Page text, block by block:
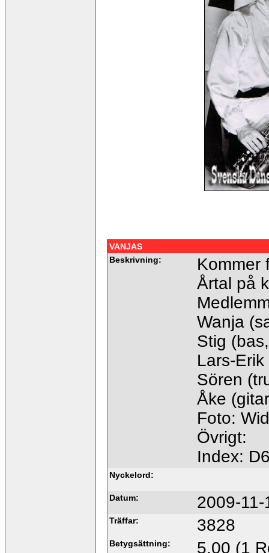
VANJAS
Beskrivning:
Kommer
Årtal på
Wanja
Stig
Lars-
Sören
Åke
Foto:
Övrigt:
Index:
Nyckelord:
Datum: 2009-
Träffar: 3828
Betygsättning: 5.00 (1